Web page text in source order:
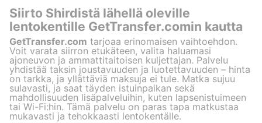
Siirto Shirdistä lähellä oleville
lentokentille GetTransfer.comin kautta
GetTransfer.com tarjoaa erinomaisen vaihtoehdon.
Voit varata siirron etukäteen, valita haluamasi
ajoneuvon ja ammattitaitoisen kuljettajan. Palvelu
yhdistää taksin joustavuuden ja luotettavuuden – hinta
on tarkka, ja yllättäviä maksuja ei tule. Matka sujuu
sulavasti, ja saat täyden istuinpaikan sekä
mahdollisuuden lisäpalveluihin, kuten lapsenistuimeen
tai Wi-Fi:hin. Tämä palvelu on paras tapa matkustaa
mukavasti ja tehokkaasti lentokentälle.